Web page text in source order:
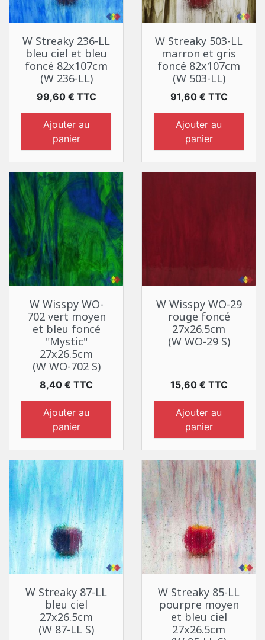
W Streaky 236-LL
bleu ciel et bleu
foncé 82x107cm
(W 236-LL)
Prix
99,60 € TTC
Ajouter au
panier
W Streaky 503-LL
marron et gris
foncé 82x107cm
(W 503-LL)
Prix
91,60 € TTC
Ajouter au
panier
W Wisspy WO-
702 vert moyen
et bleu foncé
"Mystic"
27x26.5cm
(W WO-702 S)
Prix
8,40 € TTC
Ajouter au
panier
W Wisspy WO-29
rouge foncé
27x26.5cm
(W WO-29 S)
Prix
15,60 € TTC
Ajouter au
panier
W Streaky 87-LL
bleu ciel
27x26.5cm
(W 87-LL S)
W Streaky 85-LL
pourpre moyen
et bleu ciel
27x26.5cm